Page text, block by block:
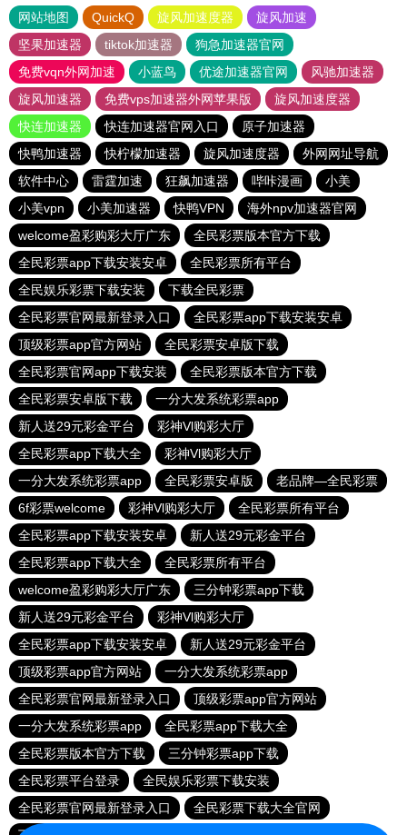
网站地图 QuickQ 旋风加速度器
旋风加速
坚果加速器
tiktok加速器
狗急加速器官网
免费vqn外网加速
小蓝鸟 优途加速器官网
风驰加速器
旋风加速器
免费vps加速器外网苹果版
旋风加速度器
快连加速器
快连加速器官网入口
原子加速器
快鸭加速器
快柠檬加速器 旋风加速度器
外网网址导航
软件中心
雷霆加速 狂飙加速器 哔咔漫画
小美
小美vpn
小美加速器 快鸭VPN
海外npv加速器官网
welcome盈彩购彩大厅广东
全民彩票版本官方下载
全民彩票app下载安装安卓
全民彩票所有平台
全民娱乐彩票下载安装
下载全民彩票
全民彩票官网最新登录入口
全民彩票app下载安装安卓
顶级彩票app官方网站
全民彩票安卓版下载
全民彩票官网app下载安装
全民彩票版本官方下载
全民彩票安卓版下载
一分大发系统彩票app
新人送29元彩金平台
彩神Vl购彩大厅
全民彩票app下载大全
彩神Vl购彩大厅
一分大发系统彩票app
全民彩票安卓版
老品牌—全民彩票
6f彩票welcome
彩神Vl购彩大厅
全民彩票所有平台
全民彩票app下载安装安卓
新人送29元彩金平台
全民彩票app下载大全
全民彩票所有平台
welcome盈彩购彩大厅广东
三分钟彩票app下载
新人送29元彩金平台
彩神Vl购彩大厅
全民彩票app下载安装安卓
新人送29元彩金平台
顶级彩票app官方网站
一分大发系统彩票app
全民彩票官网最新登录入口
顶级彩票app官方网站
一分大发系统彩票app
全民彩票app下载大全
全民彩票版本官方下载
三分钟彩票app下载
全民彩票平台登录
全民娱乐彩票下载安装
全民彩票官网最新登录入口
全民彩票下载大全官网